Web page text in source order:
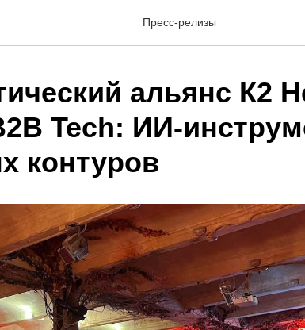
Пресс-релизы
альянс К2
Tech: ИИ-
контуров